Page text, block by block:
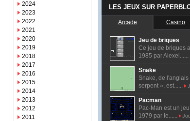
2024
2023
2022
2021
2020
2019
2018
2017
2016
2015
2014
2013
2012
2011
LES JEUX SUR
Arcade Casino
Jeu de briques
Ce jeu de briques
1985 par Alexei......
Snake
Snake, de l'anglais
serpent », est......
Pacman
Pac-Man est un
1979 par le......